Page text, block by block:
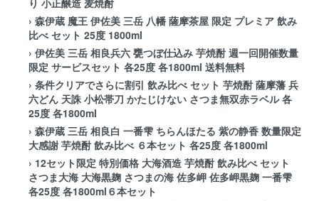
り 小正醸造 麦焼酎
› 森伊蔵 魔王 伊佐美 三岳 八幡 薩摩茶屋 限定 プレミア 飲み
比べ セット 25度 1800ml
› 伊佐美 三岳 相良兵六 甕つぼ仕込み 芋焼酎 週一回開催数量
限定 サービスセット 各25度 各1800ml 送料無料
› 条件クリアでさらに割引 飲み比べ セット 芋焼酎 薩摩藩 兵
六どん 天誅 小松帯刀 かたじけない さつま無双赤ラベル 各
25度 各1800ml
› 森伊蔵 三岳 相良白 一番雫 ちらんほたる 紫の静香 数量限定
大感謝 芋焼酎 飲み比べ ６本セット 各25度 各1800ml
› 12セット限定 特別価格 大海酒造 芋焼酎 飲み比べ セット
さつま大海 大海黒麹 さつまの海 佐多岬 佐多岬黒麹 一番雫
各25度 各1800ml６本セット